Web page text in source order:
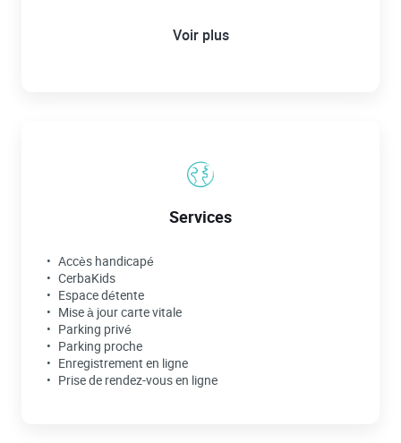
Voir plus
Services
Accès handicapé
CerbaKids
Espace détente
Mise à jour carte vitale
Parking privé
Parking proche
Enregistrement en ligne
Prise de rendez-vous en ligne